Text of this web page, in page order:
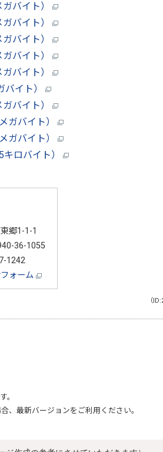
バイト）
バイト）
バイト）
バイト）
バイト）
イト）
バイト）
ガバイト）
ガバイト）
ロバイト）
郷1-1-1
36-1055
1242
ォーム
（
。
、最新バージョンをご利用ください。